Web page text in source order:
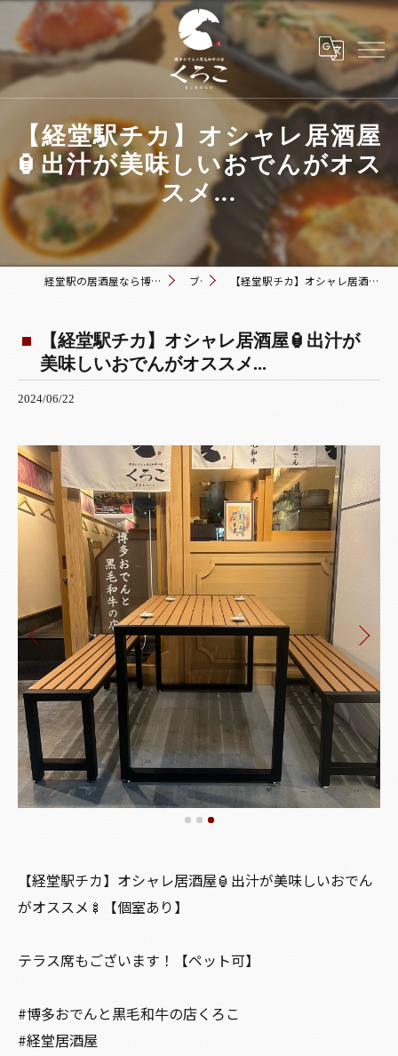
【経堂駅チカ】オシャレ居酒屋
🏮出汁が美味しいおでんがオス
スメ...
経堂駅の居酒屋なら博多おでんと黒毛和牛の店 くろこ ブログ 【経堂駅チカ】オシャレ居酒屋🏮出汁が美味しいおでんがオススメ...
【経堂駅チカ】オシャレ居酒屋🏮出汁が
美味しいおでんがオススメ...
2024/06/22
【経堂駅チカ】オシャレ居酒屋🏮出汁が美味しいおでん
がオススメ🍢【個室あり】
テラス席もございます！【ペット可】
#博多おでんと黒毛和牛の店くろこ
#経堂居酒屋